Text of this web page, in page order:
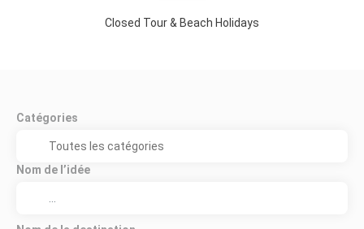
Closed Tour & Beach Holidays
Catégories
Nom de l’idée